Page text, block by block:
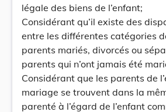
légale des biens de l’enfant;
Considérant qu’il existe des
entre les différentes catégories
parents mariés, divorcés ou
parents qui n’ont jamais été
Considérant que les parents de
mariage se trouvent dans la
parenté à l’égard de l’enfant